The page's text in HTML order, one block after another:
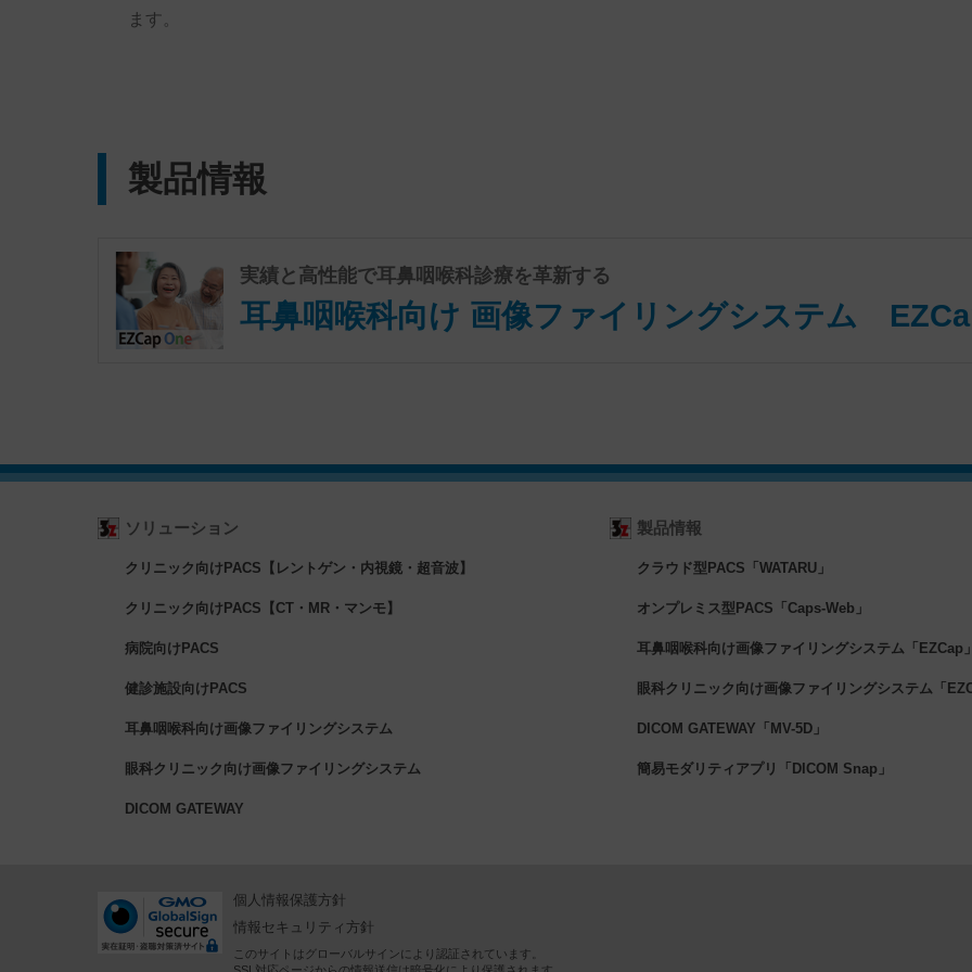
ます。
製品情報
実績と高性能で耳鼻咽喉科診療を革新する
耳鼻咽喉科向け 画像ファイリングシステム
ソリューション
クリニック向けPACS【レントゲン・内視鏡・超音波】
クリニック向けPACS【CT・MR・マンモ】
病院向けPACS
健診施設向けPACS
耳鼻咽喉科向け画像ファイリングシステム
眼科クリニック向け画像ファイリングシステム
DICOM GATEWAY
製品情報
クラウド型PACS「WATARU」
オンプレミス型PACS「Caps-Web」
耳鼻咽喉科向け画像ファイリングシステム「EZCap
眼科クリニック向け画像ファイリングシステム「
DICOM GATEWAY「MV-5D」
簡易モダリティアプリ「DICOM Snap」
個人情報保護方針
情報セキュリティ方針
このサイトはグローバルサインにより認証されています。